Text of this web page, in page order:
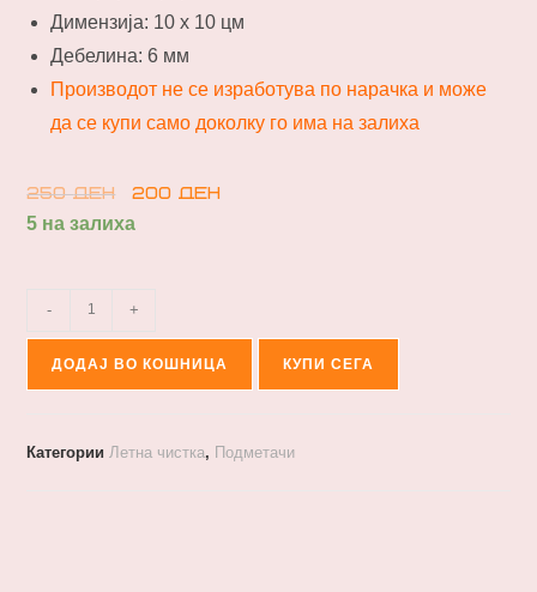
Димензија: 10 х 10 цм
Дебелина: 6 мм
Производот не се изработува по нарачка и може
да се купи само доколку го има на залиха
250ден 200ден
5 на залиха
- +
ДОДАЈ ВО КОШНИЦА КУПИ СЕГА
Категории Летна чистка, Подметачи